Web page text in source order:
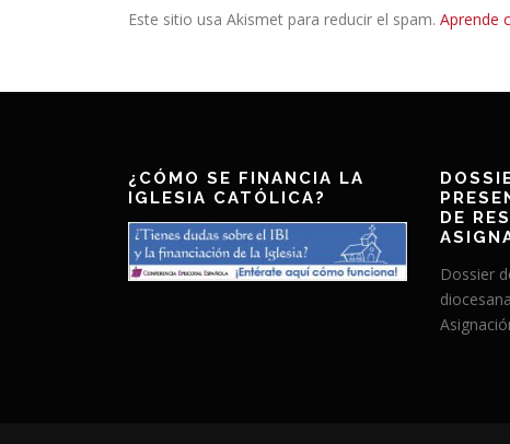
Este sitio usa Akismet para reducir el spam. Aprende
¿CÓMO SE FINANCIA LA
IGLESIA CATÓLICA?
DE
Dossier